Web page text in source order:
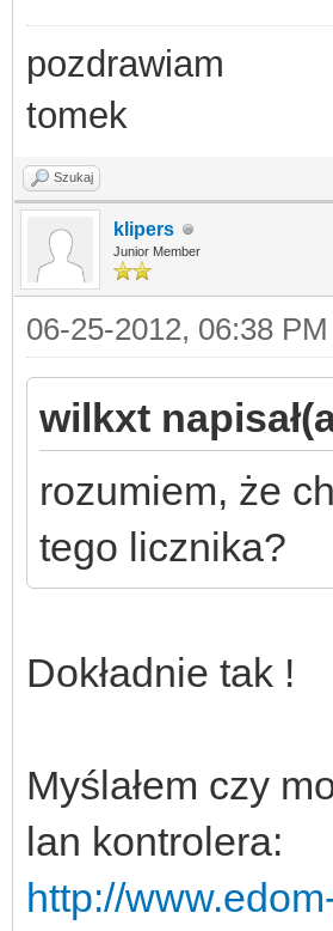
pozdrawiam
tomek
Szukaj
klipers
Junior Member
06-25-2012, 06:38 PM
wilkxt
rozumiem, że
tego licznika?
Dokładnie tak !
Myślałem czy
lan kontrolera:
http://